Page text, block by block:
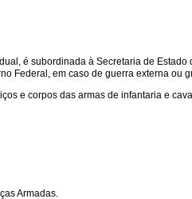
é subordinada à Secretaria de Estado
Federal, em caso de guerra externa ou
e corpos das armas de infantaria e
Armadas.